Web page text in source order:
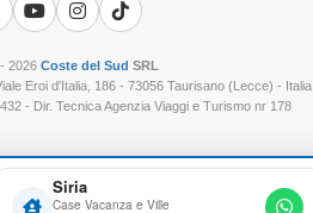
Siria
Case Vacanza e Ville
YouTubeInstagram
TikTok
2026 Coste del Sud SRL
Eroi d'Italia, 186 - 73056 Taurisano (Lecce) - Italia
- Dir. Tecnica Agenzia Viaggi e Turismo nr 178